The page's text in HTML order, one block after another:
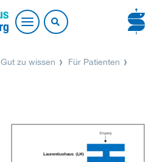
Gut zu wissen
Für Patienten